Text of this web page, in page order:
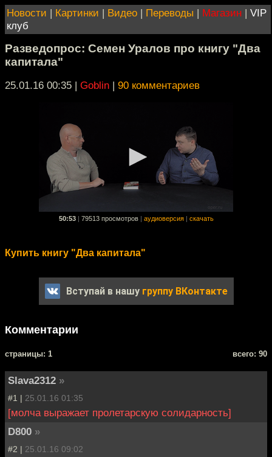
Новости | Картинки | Видео | Переводы | Магазин | VIP
клуб
Разведопрос: Семен Уралов про книгу "Два
капитала"
25.01.16 00:35 | Goblin | 90 комментариев
50:53 79513 просмотров аудиоверсия скачать
Купить книгу "Два капитала"
Вступай в нашу группу ВКонтакте
Комментарии
cтраницы: 1 всего: 90
Slava2312 »
#1 | 25.01.16 01:35
[молча выражает пролетарскую солидарность]
D800 »
#2 | 25.01.16 09:02